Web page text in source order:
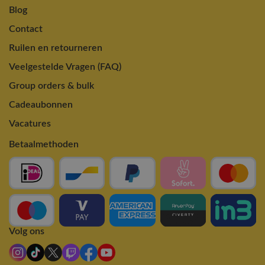
Blog
Contact
Ruilen en retourneren
Veelgestelde Vragen (FAQ)
Group orders & bulk
Cadeaubonnen
Vacatures
Betaalmethoden
Volg ons